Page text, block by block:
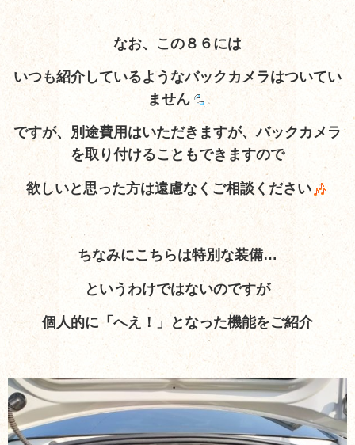
なお、この８６には
いつも紹介しているようなバックカメラはついてい
ません
ですが、別途費用はいただきますが、バックカメラ
を取り付けることもできますので
欲しいと思った方は遠慮なくご相談ください
ちなみにこちらは特別な装備…
というわけではないのですが
個人的に「へえ！」となった機能をご紹介